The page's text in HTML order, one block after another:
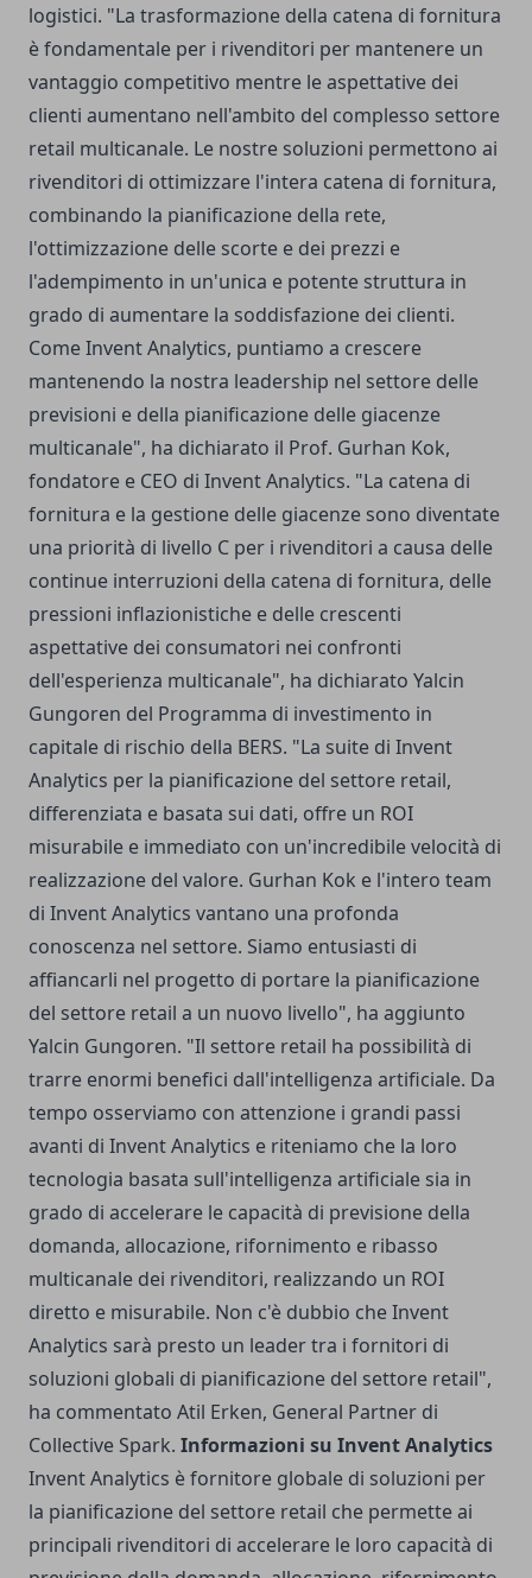
logistici. "La trasformazione della catena di fornitura
è fondamentale per i rivenditori per mantenere un
vantaggio competitivo mentre le aspettative dei
clienti aumentano nell'ambito del complesso settore
retail multicanale. Le nostre soluzioni permettono ai
rivenditori di ottimizzare l'intera catena di fornitura,
combinando la pianificazione della rete,
l'ottimizzazione delle scorte e dei prezzi e
l'adempimento in un'unica e potente struttura in
grado di aumentare la soddisfazione dei clienti.
Come Invent Analytics, puntiamo a crescere
mantenendo la nostra leadership nel settore delle
previsioni e della pianificazione delle giacenze
multicanale", ha dichiarato il Prof. Gurhan Kok,
fondatore e CEO di Invent Analytics. "La catena di
fornitura e la gestione delle giacenze sono diventate
una priorità di livello C per i rivenditori a causa delle
continue interruzioni della catena di fornitura, delle
pressioni inflazionistiche e delle crescenti
aspettative dei consumatori nei confronti
dell'esperienza multicanale", ha dichiarato Yalcin
Gungoren del Programma di investimento in
capitale di rischio della BERS. "La suite di Invent
Analytics per la pianificazione del settore retail,
differenziata e basata sui dati, offre un ROI
misurabile e immediato con un'incredibile velocità di
realizzazione del valore. Gurhan Kok e l'intero team
di Invent Analytics vantano una profonda
conoscenza nel settore. Siamo entusiasti di
affiancarli nel progetto di portare la pianificazione
del settore retail a un nuovo livello", ha aggiunto
Yalcin Gungoren. "Il settore retail ha possibilità di
trarre enormi benefici dall'intelligenza artificiale. Da
tempo osserviamo con attenzione i grandi passi
avanti di Invent Analytics e riteniamo che la loro
tecnologia basata sull'intelligenza artificiale sia in
grado di accelerare le capacità di previsione della
domanda, allocazione, rifornimento e ribasso
multicanale dei rivenditori, realizzando un ROI
diretto e misurabile. Non c'è dubbio che Invent
Analytics sarà presto un leader tra i fornitori di
soluzioni globali di pianificazione del settore retail",
ha commentato Atil Erken, General Partner di
Collective Spark. Informazioni su Invent Analytics
Invent Analytics è fornitore globale di soluzioni per
la pianificazione del settore retail che permette ai
principali rivenditori di accelerare le loro capacità di